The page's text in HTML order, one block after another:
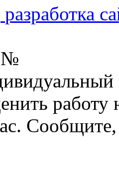
разработка
№
работу